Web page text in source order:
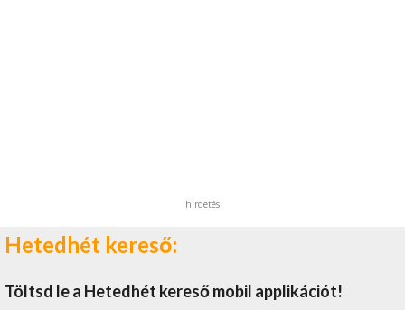
hirdetés
Hetedhét kereső:
Töltsd le a Hetedhét kereső mobil applikációt!